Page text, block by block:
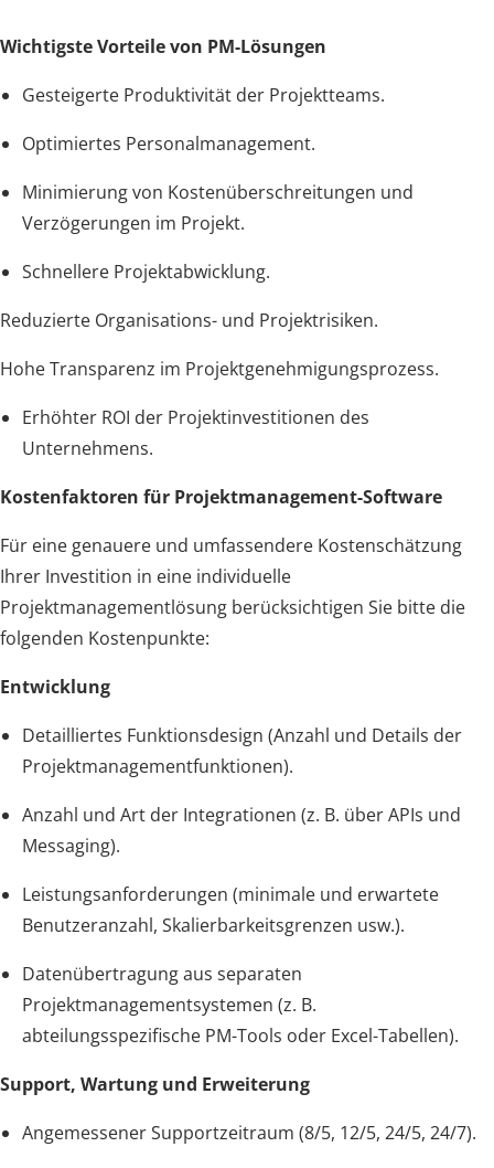
Wichtigste Vorteile von PM-Lösungen
Gesteigerte Produktivität der Projektteams.
Optimiertes Personalmanagement.
Minimierung von Kostenüberschreitungen und
Verzögerungen im Projekt.
Schnellere Projektabwicklung.
Reduzierte Organisations- und Projektrisiken.
Hohe Transparenz im Projektgenehmigungsprozess.
Erhöhter ROI der Projektinvestitionen des
Unternehmens.
Kostenfaktoren für Projektmanagement-Software
Für eine genauere und umfassendere Kostenschätzung
Ihrer Investition in eine individuelle
Projektmanagementlösung berücksichtigen Sie bitte die
folgenden Kostenpunkte:
Entwicklung
Detailliertes Funktionsdesign (Anzahl und Details der
Projektmanagementfunktionen).
Anzahl und Art der Integrationen (z. B. über APIs und
Messaging).
Leistungsanforderungen (minimale und erwartete
Benutzeranzahl, Skalierbarkeitsgrenzen usw.).
Datenübertragung aus separaten
Projektmanagementsystemen (z. B.
abteilungsspezifische PM-Tools oder Excel-Tabellen).
Support, Wartung und Erweiterung
Angemessener Supportzeitraum (8/5, 12/5, 24/5, 24/7).